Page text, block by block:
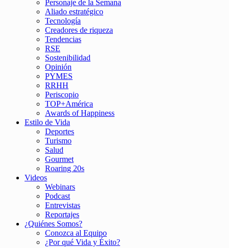
Personaje de la Semana
Aliado estratégico
Tecnología
Creadores de riqueza
Tendencias
RSE
Sostenibilidad
Opinión
PYMES
RRHH
Periscopio
TOP+América
Awards of Happiness
Estilo de Vida
Deportes
Turismo
Salud
Gourmet
Roaring 20s
Videos
Webinars
Podcast
Entrevistas
Reportajes
¿Quiénes Somos?
Conozca al Equipo
¿Por qué Vida y Éxito?